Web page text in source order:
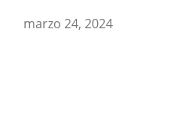
marzo 24, 2024